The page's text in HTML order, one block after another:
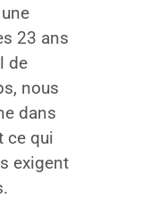
23 ans
de
nous
dans
ce qui
exigent